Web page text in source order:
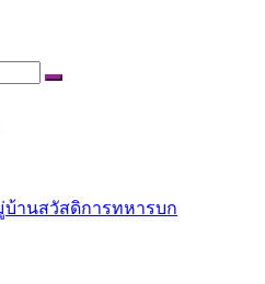
Search
มู่บ้านสวัสดิการทหารบก